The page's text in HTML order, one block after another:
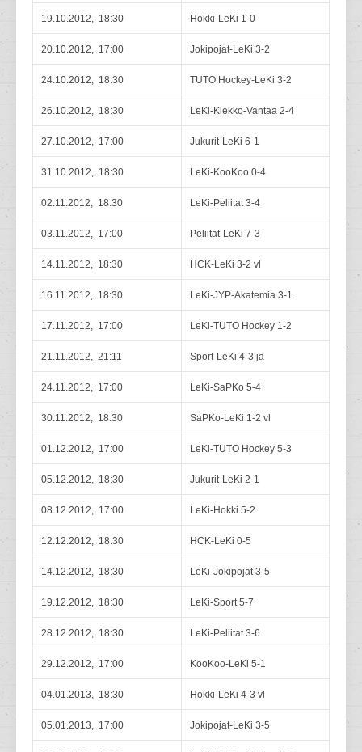
19.10.2012, 18:30 Hokki-LeKi 1-0
20.10.2012, 17:00 Jokipojat-LeKi 3-2
24.10.2012, 18:30 TUTO Hockey-LeKi 3-2
26.10.2012, 18:30 LeKi-Kiekko-Vantaa 2-4
27.10.2012, 17:00 Jukurit-LeKi 6-1
31.10.2012, 18:30 LeKi-KooKoo 0-4
02.11.2012, 18:30 LeKi-Peliitat 3-4
03.11.2012, 17:00 Peliitat-LeKi 7-3
14.11.2012, 18:30 HCK-LeKi 3-2 vl
16.11.2012, 18:30 LeKi-JYP-Akatemia 3-1
17.11.2012, 17:00 LeKi-TUTO Hockey 1-2
21.11.2012, 21:11 Sport-LeKi 4-3 ja
24.11.2012, 17:00 LeKi-SaPKo 5-4
30.11.2012, 18:30 SaPKo-LeKi 1-2 vl
01.12.2012, 17:00 LeKi-TUTO Hockey 5-3
05.12.2012, 18:30 Jukurit-LeKi 2-1
08.12.2012, 17:00 LeKi-Hokki 5-2
12.12.2012, 18:30 HCK-LeKi 0-5
14.12.2012, 18:30 LeKi-Jokipojat 3-5
19.12.2012, 18:30 LeKi-Sport 5-7
28.12.2012, 18:30 LeKi-Peliitat 3-6
29.12.2012, 17:00 KooKoo-LeKi 5-1
04.01.2013, 18:30 Hokki-LeKi 4-3 vl
05.01.2013, 17:00 Jokipojat-LeKi 3-5